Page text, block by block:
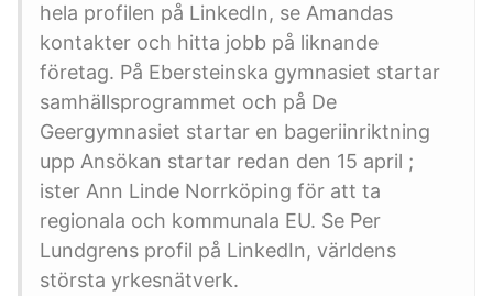
hela profilen på LinkedIn, se Amandas
kontakter och hitta jobb på liknande
företag. På Ebersteinska gymnasiet startar
samhällsprogrammet och på De
Geergymnasiet startar en bageriinriktning
upp Ansökan startar redan den 15 april ;
ister Ann Linde Norrköping för att ta
regionala och kommunala EU. Se Per
Lundgrens profil på LinkedIn, världens
största yrkesnätverk.